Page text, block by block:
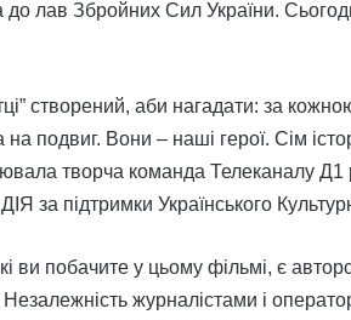
лав Збройних Сил України.
створений, аби нагадати: за
на подвиг. Вони – наші герої. Сім
творча команда Телеканалу
за підтримки Українського
ви побачите у цьому фільмі, є
журналістами і